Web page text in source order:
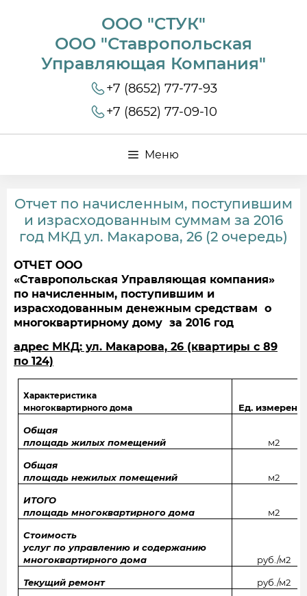
ООО "СТУК"
ООО "Ставропольская
Управляющая Компания"
+7 (8652) 77-77-93
+7 (8652) 77-09-10
Меню
Отчет по начисленным, поступившим
и израсходованным суммам за 2016
год МКД ул. Макарова, 26 (2 очередь)
ОТЧЕТ ООО
«Ставропольская Управляющая компания»
по начисленным, поступившим и
израсходованным денежным средствам о
многоквартирному дому за 2016 год
адрес МКД: ул. Макарова, 26 (квартиры с 89
по 124)
Характеристика
многоквартирного дома
Ед.
Общая
площадь жилых помещений
м2
Общая
площадь нежилых помещений
м2
ИТОГО
площадь многоквартирного дома
м2
Стоимость
услуг по управлению и содержанию
многоквартирного дома
руб./м2
Текущий ремонт руб./м2